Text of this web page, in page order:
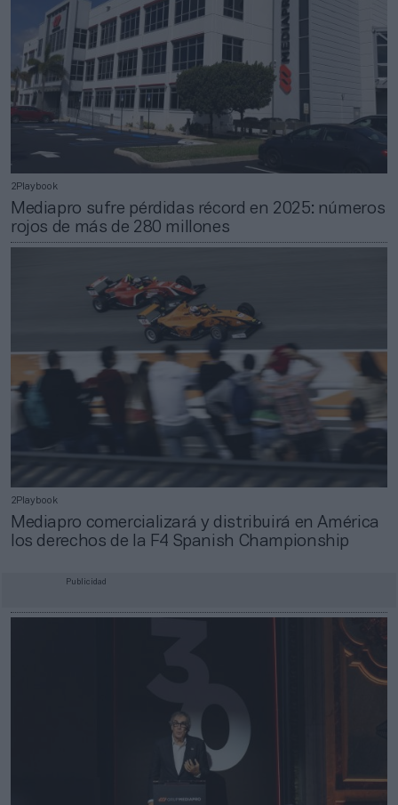
2Playbook
Mediapro sufre pérdidas récord en 2025: números
rojos de más de 280 millones
2Playbook
Mediapro comercializará y distribuirá en América
los derechos de la F4 Spanish Championship
Publicidad